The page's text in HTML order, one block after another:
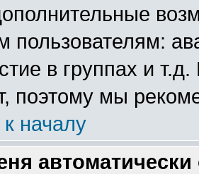
пользователям:
в группах и
поэтому мы
началу
автоматически